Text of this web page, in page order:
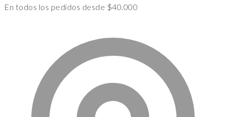
En todos los pedidos desde $40.000